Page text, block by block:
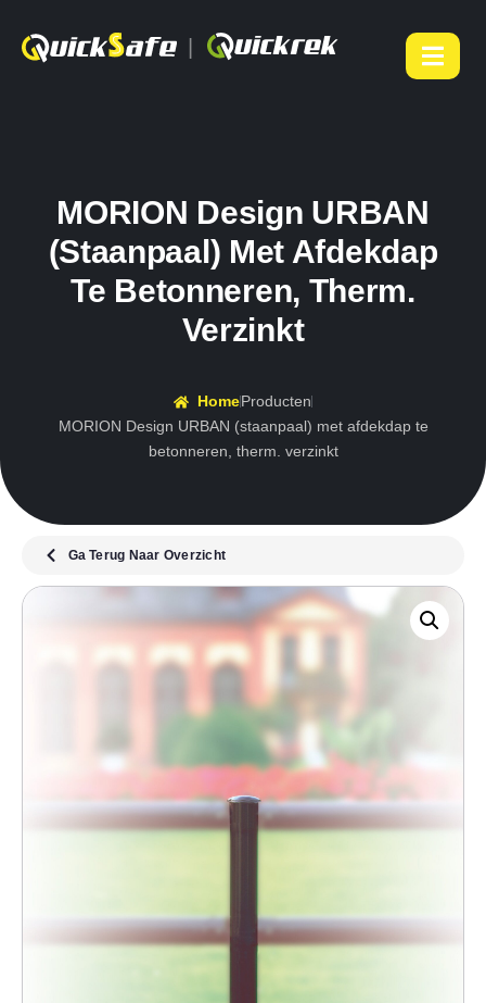
MORION Design URBAN
(staanpaal) Met Afdekdap
Te Betonneren, Therm.
Verzinkt
HomeProducten
MORION Design URBAN (staanpaal) met afdekdap te
betonneren, therm. verzinkt
Ga Terug Naar Overzicht